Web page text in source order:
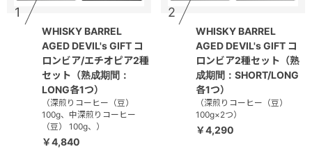
1
WHISKY BARREL
AGED DEVIL's GIFT コ
ロンビア/エチオピア2種
セット（熟成期間：
LONG各1つ）
（深煎りコーヒー（豆）
100g、中深煎りコーヒー
（豆） 100g、）
￥4,840
2
WHISKY BARREL
AGED DEVIL's GIFT コ
ロンビア2種セット（熟
成期間：SHORT/LONG
各1つ）
（深煎りコーヒー（豆）
100g×2つ）
￥4,290